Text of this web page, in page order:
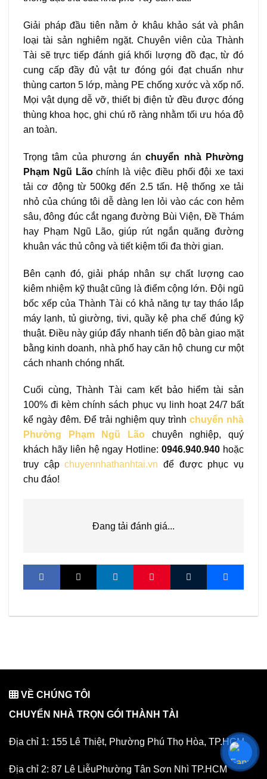
Giải pháp đầu tiên nằm ở khâu khảo sát và phân
loại tài sản nghiêm ngặt. Chuyên viên của Thành
Tài sẽ trực tiếp đánh giá khối lượng đồ đạc, từ đó
cung cấp đầy đủ vật tư đóng gói đạt chuẩn như
thùng carton 5 lớp, màng PE chống xước và xốp nổ.
Mọi vật dụng dễ vỡ, thiết bị điện tử đều được đóng
thùng khoa học, ghi chú rõ ràng nhằm tối ưu hóa độ
an toàn.
Trọng tâm của phương ánchuyển nhà Phường
Phạm Ngũ Lãochính là việc điều phối đội xe taxi
tải cơ động từ 500kg đến 2.5 tấn. Hệ thống xe tải
nhỏ của chúng tôi dễ dàng len lỏi vào các con hẻm
sâu, đông đúc cắt ngang đường Bùi Viện, Đề Thám
hay Phạm Ngũ Lão, giúp rút ngắn quãng đường
khuân vác thủ công và tiết kiệm tối đa thời gian.
Bên cạnh đó, giải pháp nhân sự chất lượng cao
kiêm nhiệm kỹ thuật cũng là điểm cộng lớn. Đội ngũ
bốc xếp của Thành Tài có khả năng tự tay tháo lắp
máy lạnh, tủ giường, tivi, quầy kệ pha chế đúng kỹ
thuật. Điều này giúp đẩy nhanh tiến độ bàn giao mặt
bằng kinh doanh, nhà phố hay căn hộ chung cư một
cách nhanh chóng nhất.
Cuối cùng, Thành Tài cam kết bảo hiểm tài sản
100% đi kèm chính sách phục vụ linh hoạt 24/7 bất
kể ngày đêm. Để trải nghiệm quy trìnhchuyển nhà
Phường Phạm Ngũ Lão chuyên nghiệp, quý
khách hãy liên hệ ngay Hotline:0946.940.940 hoặc
truy cậpchuyennhathanhtai.vn để được phục vụ
chu đáo!
Đang tải đánh giá...
VỀ CHÚNG TÔI
CHUYỂN NHÀ TRỌN GÓI THÀNH TÀI
Địa chỉ 1: 155 Lê Thiệt, Phường Phú Thọ Hòa, TP.HCM
Địa chỉ 2: 87 Lê LiễuPhường Tân Sơn Nhì TP.HCM